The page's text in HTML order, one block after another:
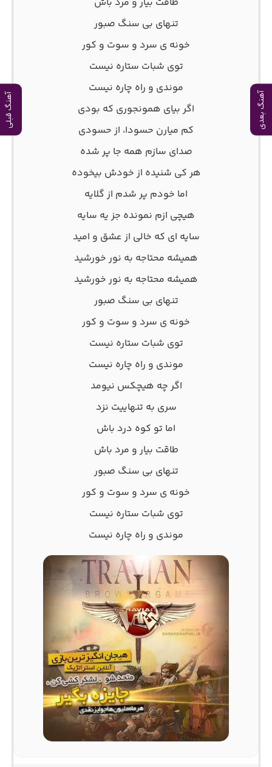
آهنگ بعدی آهنگ قبلی
تنهای بی سنگ صبور
خونه ی سرد و سوت و کور
توی شبات ستاره نیست
موندی و راه چاره نیست
اگر بیای همونجوری که بودی
کم میارن حسودا، از حسودی
صدای سازم همه جا پر شده
هر کی شنیده از خودش بیخوده
اما خودم پر شدم از گلایه
هیچی ازم نمونده جز یه سایه
سایه ای که خالی از عشق و امید
همیشه محتاجه به نور خورشید
همیشه محتاجه به نور خورشید
تنهای بی سنگ صبور
خونه ی سرد و سوت و کور
توی شبات ستاره نیست
موندی و راه چاره نیست
اگر چه هیچکس نیومد
سری به تنهاییت نزد
اما تو کوه درد باش
طاقت بیار و مرد باش
تنهای بی سنگ صبور
خونه ی سرد و سوت و کور
توی شبات ستاره نیست
موندی و راه چاره نیست